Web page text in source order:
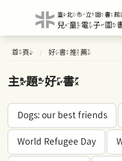
首頁 好書推薦
主題好書
Dogs: our best friends
World Refugee Day